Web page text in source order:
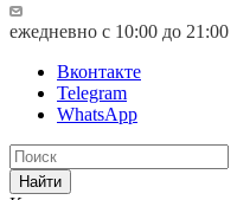
ежедневно с 10:00 до 21:00
Вконтакте
Telegram
WhatsApp
Найти